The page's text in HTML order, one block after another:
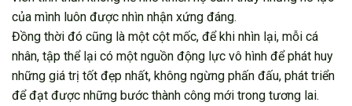
của mình luôn được nhìn nhận xứng đáng.
Đồng thời đó cũng là một cột mốc, để khi nhìn lại, mỗi cá
nhân, tập thể lại có một nguồn động lực vô hình để phát huy
những giá trị tốt đẹp nhất, không ngừng phấn đấu, phát triển
để đạt được những bước thành công mới trong tương lai.